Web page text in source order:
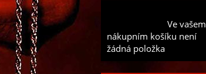
Ve vašem
nákupním košíku není
žádná položka